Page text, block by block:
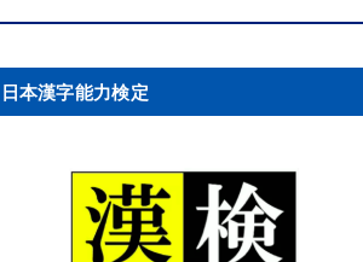
日本漢字能力検定